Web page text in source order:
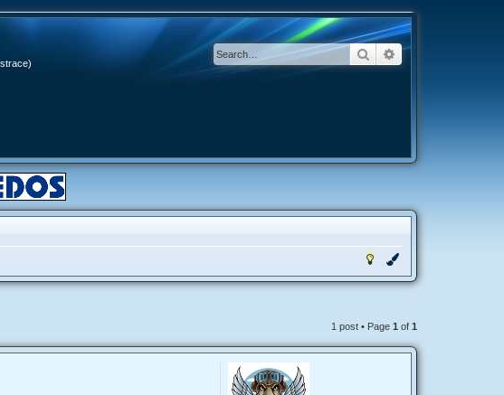
SearchAdvanced search
1 post • Page 1 of 1